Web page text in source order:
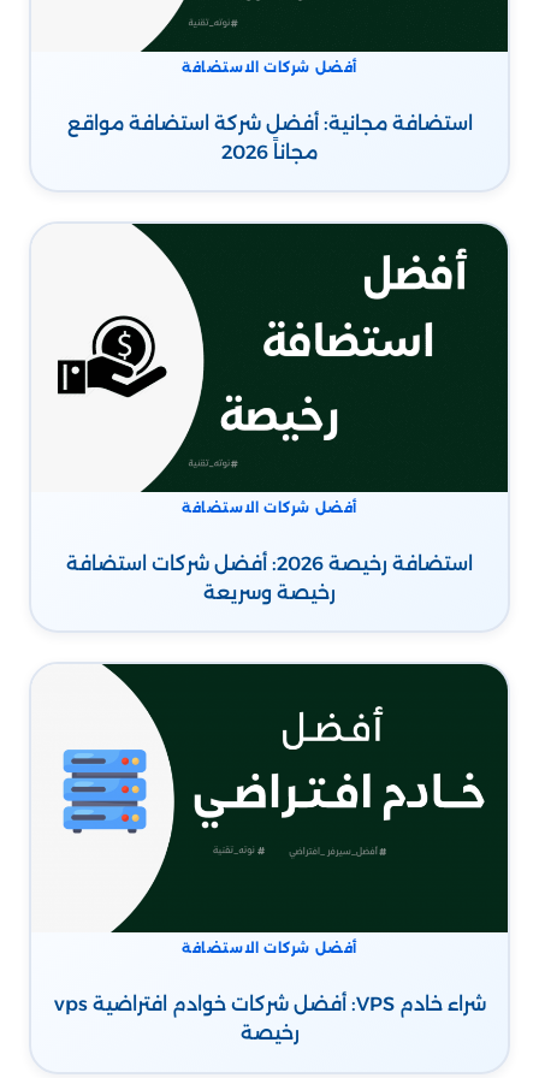
أفضل شركات الاستضافة
استضافة مجانية: أفضل شركة استضافة مواقع
مجاناً 2026
أفضل شركات الاستضافة
استضافة رخيصة 2026: أفضل شركات استضافة
رخيصة وسريعة
أفضل شركات الاستضافة
شراء خادم VPS: أفضل شركات خوادم افتراضية vps
رخيصة